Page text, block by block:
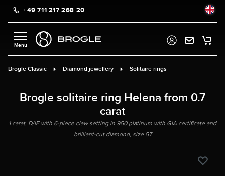
content+49 711 217 268 20
Brogle Classic Diamond jewellery Solitaire rings
Brogle solitaire ring Helena from 0.7
carat
1 carat, D/IF with 6-piece claw setting in 950 platinum with GIA certificate and
brilliant-cut diamond, size 57